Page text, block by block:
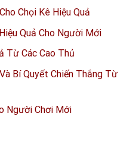
Chọi Kê Hiệu Quả
Quả Cho Người Mới
Từ Các Cao Thủ
Bí Quyết Chiến Thắng Từ
Người Chơi Mới